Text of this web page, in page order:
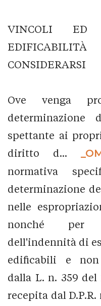
VINCOLI ED
CONSIDERARSI
Ove venga
determinazione
spettante ai
diritto d...
normativa
determinazione
nelle
nonché per
dell'indennità di
edificabili e
dalla L. n. 359
recepita dal D.P.R.